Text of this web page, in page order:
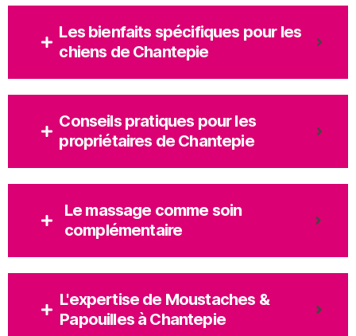
Les bienfaits spécifiques pour les
chiens de Chantepie
Conseils pratiques pour les
propriétaires de Chantepie
Le massage comme soin
complémentaire
L'expertise de Moustaches &
Papouilles à Chantepie